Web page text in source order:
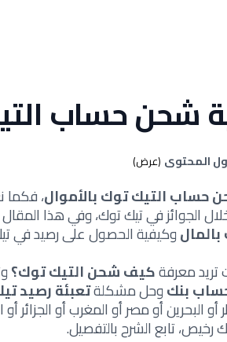
شحن حساب
المحتوى (عرض)
حساب التيك توك بالأموال، فكما
الجوائز في تيك توك، وفي هذا
وكيفية الحصول على رصيد في
تريد معرفةكيف شحن التيك توك؟
بنكوحل مشكلةتعبئة رصيد
أو البحرين أو مصر أو المغرب أو الجزائر
رخيص، تابع الشرح بالتفصيل.